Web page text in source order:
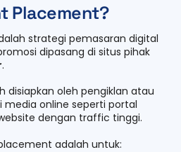
Placement?
strategi pemasaran digital
dipasang di situs pihak
.
disiapkan oleh pengiklan atau
media online seperti portal
dengan traffic tinggi.
adalah untuk: